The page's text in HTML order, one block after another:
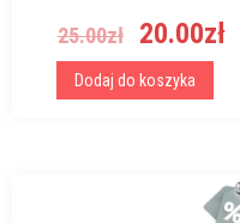
25.00zł
Pierwotna
cena
wynosiła:
20.00zł
Dodaj do koszyka